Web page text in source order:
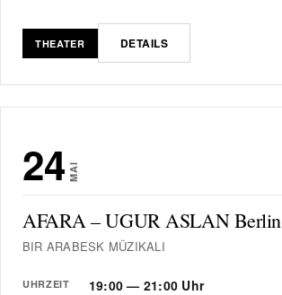
THEATER DETAILS
24 MAI
AFARA – UGUR ASLAN Berlin
BIR ARABESK MÜZIKALI
UHRZEIT 19:00 — 21:00 Uhr